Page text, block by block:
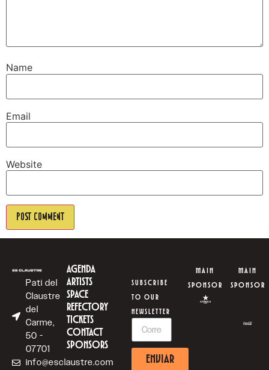
Name
Email
Website
Pati del
Claustre
del
Carme,
50 -
07701
info@esclaustre.com
AGENDA
ARTISTS
SPACE
REFECTORY
TICKETS
CONTACT
SPONSORS
SUBSCRIBE
TO OUR
NEWSLETTER
ENVIAR
MAIN
SPONSOR
MAIN
SPONSOR